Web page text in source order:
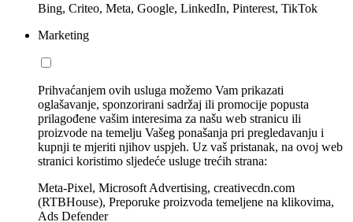
Bing, Criteo, Meta, Google, LinkedIn, Pinterest, TikTok
Marketing
Prihvaćanjem ovih usluga možemo Vam prikazati
oglašavanje, sponzorirani sadržaj ili promocije popusta
prilagođene vašim interesima za našu web stranicu ili
proizvode na temelju Vašeg ponašanja pri pregledavanju i
kupnji te mjeriti njihov uspjeh. Uz vaš pristanak, na ovoj web
stranici koristimo sljedeće usluge trećih strana:
Meta-Pixel, Microsoft Advertising, creativecdn.com
(RTBHouse), Preporuke proizvoda temeljene na klikovima,
Ads Defender